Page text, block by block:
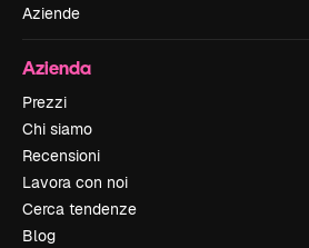
Aziende
Azienda
Prezzi
Chi siamo
Recensioni
Lavora con noi
Cerca tendenze
Blog